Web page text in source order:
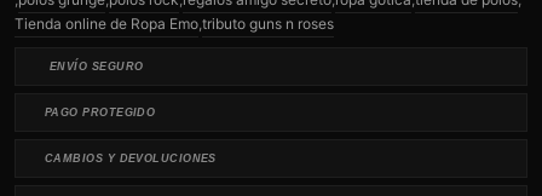
Tienda online de Ropa Emo,tributo guns n roses
ENVÍO SEGURO
PAGO PROTEGIDO
CAMBIOS Y DEVOLUCIONES